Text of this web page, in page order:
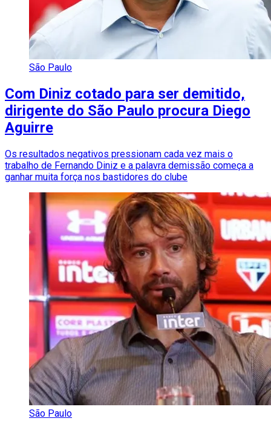
São Paulo
Com Diniz cotado para ser demitido,
dirigente do São Paulo procura Diego
Aguirre
Os resultados negativos pressionam cada vez mais o
trabalho de Fernando Diniz e a palavra demissão começa a
ganhar muita força nos bastidores do clube
São Paulo